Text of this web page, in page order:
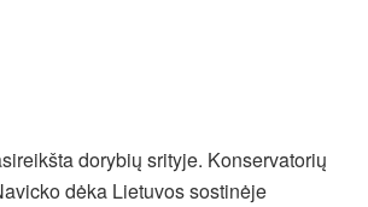
dorybių srityje. Konservatorių
dėka Lietuvos sostinėje